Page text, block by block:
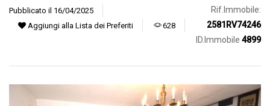
Pubblicato il 16/04/2025
Aggiungi alla Lista dei Preferiti
628
Rif.Immobile:
2581RV74246
ID.Immobile4899